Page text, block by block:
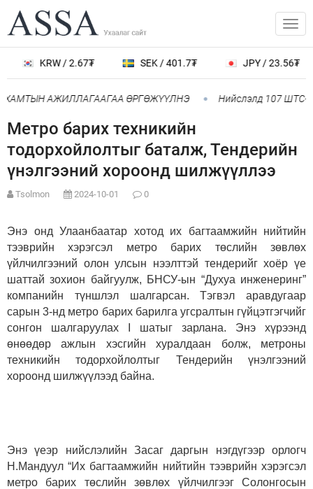
KRW / 2.67₮ SEK / 401.7₮ JPY / 23.56₮
АЖИЛЛАГААГАА ӨРГӨЖҮҮЛНЭ Нийслэлд 107 ШТС-
Метро барих техникийн
тодорхойлолтыг баталж, Тендерийн
үнэлгээний хороонд шилжүүллээ
Tsolmon 2024-10-01 0
Энэ онд Улаанбаатар хотод их багтаамжийн нийтийн
тээврийн хэрэгсэл метро барих төслийн зөвлөх
үйлчилгээний олон улсын нээлттэй тендерийг хоёр үе
шаттай зохион байгуулж, БНСУ-ын “Духуа инженеринг”
компанийн түншлэл шалгарсан. Тэгвэл аравдугаар
сарын 3-нд метро барих барилга угсралтын гүйцэтгэгчийг
сонгон шалгаруулах I шатыг зарлана. Энэ хүрээнд
өнөөдөр ажлын хэсгийн хуралдаан болж, метроны
техникийн тодорхойлолтыг Тендерийн үнэлгээний
хороонд шилжүүлээд байна.
Энэ үеэр нийслэлийн Засаг даргын нэгдүгээр орлогч
Н.Мандуул “Их багтаамжийн нийтийн тээврийн хэрэгсэл
метро барих төслийн зөвлөх үйлчилгээг Солонгосын